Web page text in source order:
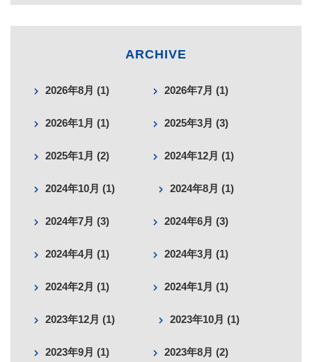
ARCHIVE
2026年8月 (1) 2026年7月 (1)
2026年1月 (1) 2025年3月 (3)
2025年1月 (2) 2024年12月 (1)
2024年10月 (1) 2024年8月 (1)
2024年7月 (3) 2024年6月 (3)
2024年4月 (1) 2024年3月 (1)
2024年2月 (1) 2024年1月 (1)
2023年12月 (1) 2023年10月 (1)
2023年9月 (1) 2023年8月 (2)